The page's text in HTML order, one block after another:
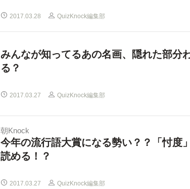
2017.03.28 QuizKnock編集部
みんなが知ってるあの名画、隠れた部分
る？
2017.03.27 QuizKnock編集部
朝Knock
今年の流行語大賞になる勢い？？「忖度
読める！？
2017.03.27 QuizKnock編集部